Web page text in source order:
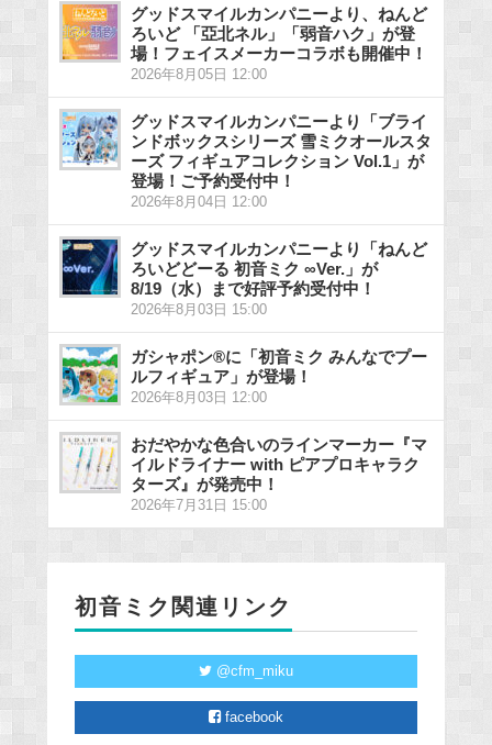
グッドスマイルカンパニーより、ねんど
ろいど 「亞北ネル」「弱音ハク」が登
場！フェイスメーカーコラボも開催中！
2026年8月05日 12:00
グッドスマイルカンパニーより「ブライ
ンドボックスシリーズ 雪ミクオールスタ
ーズ フィギュアコレクション Vol.1」が
登場！ご予約受付中！
2026年8月04日 12:00
グッドスマイルカンパニーより「ねんど
ろいどどーる 初音ミク ∞Ver.」が
8/19（水）まで好評予約受付中！
2026年8月03日 15:00
ガシャポン®に「初音ミク みんなでプー
ルフィギュア」が登場！
2026年8月03日 12:00
おだやかな色合いのラインマーカー『マ
イルドライナー with ピアプロキャラク
ターズ』が発売中！
2026年7月31日 15:00
初音ミク関連リンク
@cfm_miku
facebook